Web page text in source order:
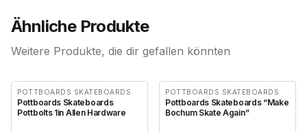
Ähnliche Produkte
Weitere Produkte, die dir gefallen könnten
POTTBOARDS SKATEBOARDS
Pottboards Skateboards
Pottbolts 1in Allen Hardware
POTTBOARDS SKATEBOARDS
Pottboards Skateboards “Make
Bochum Skate Again”